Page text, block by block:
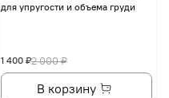
для упругости и объема груди
2 000 ₽
1 400 ₽
В корзину